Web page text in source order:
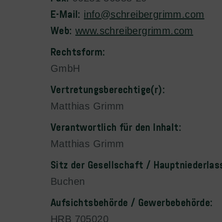
E-Mail: info@schreibergrimm.com
Web: www.schreibergrimm.com
Rechtsform:
GmbH
Vertretungsberechtige(r):
Matthias Grimm
Verantwortlich für den Inhalt:
Matthias Grimm
Sitz der Gesellschaft /
Buchen
Aufsichtsbehörde / Gewerbebehörde:
HRB 705020